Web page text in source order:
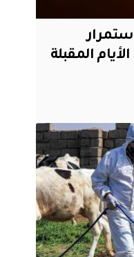
المقبلة